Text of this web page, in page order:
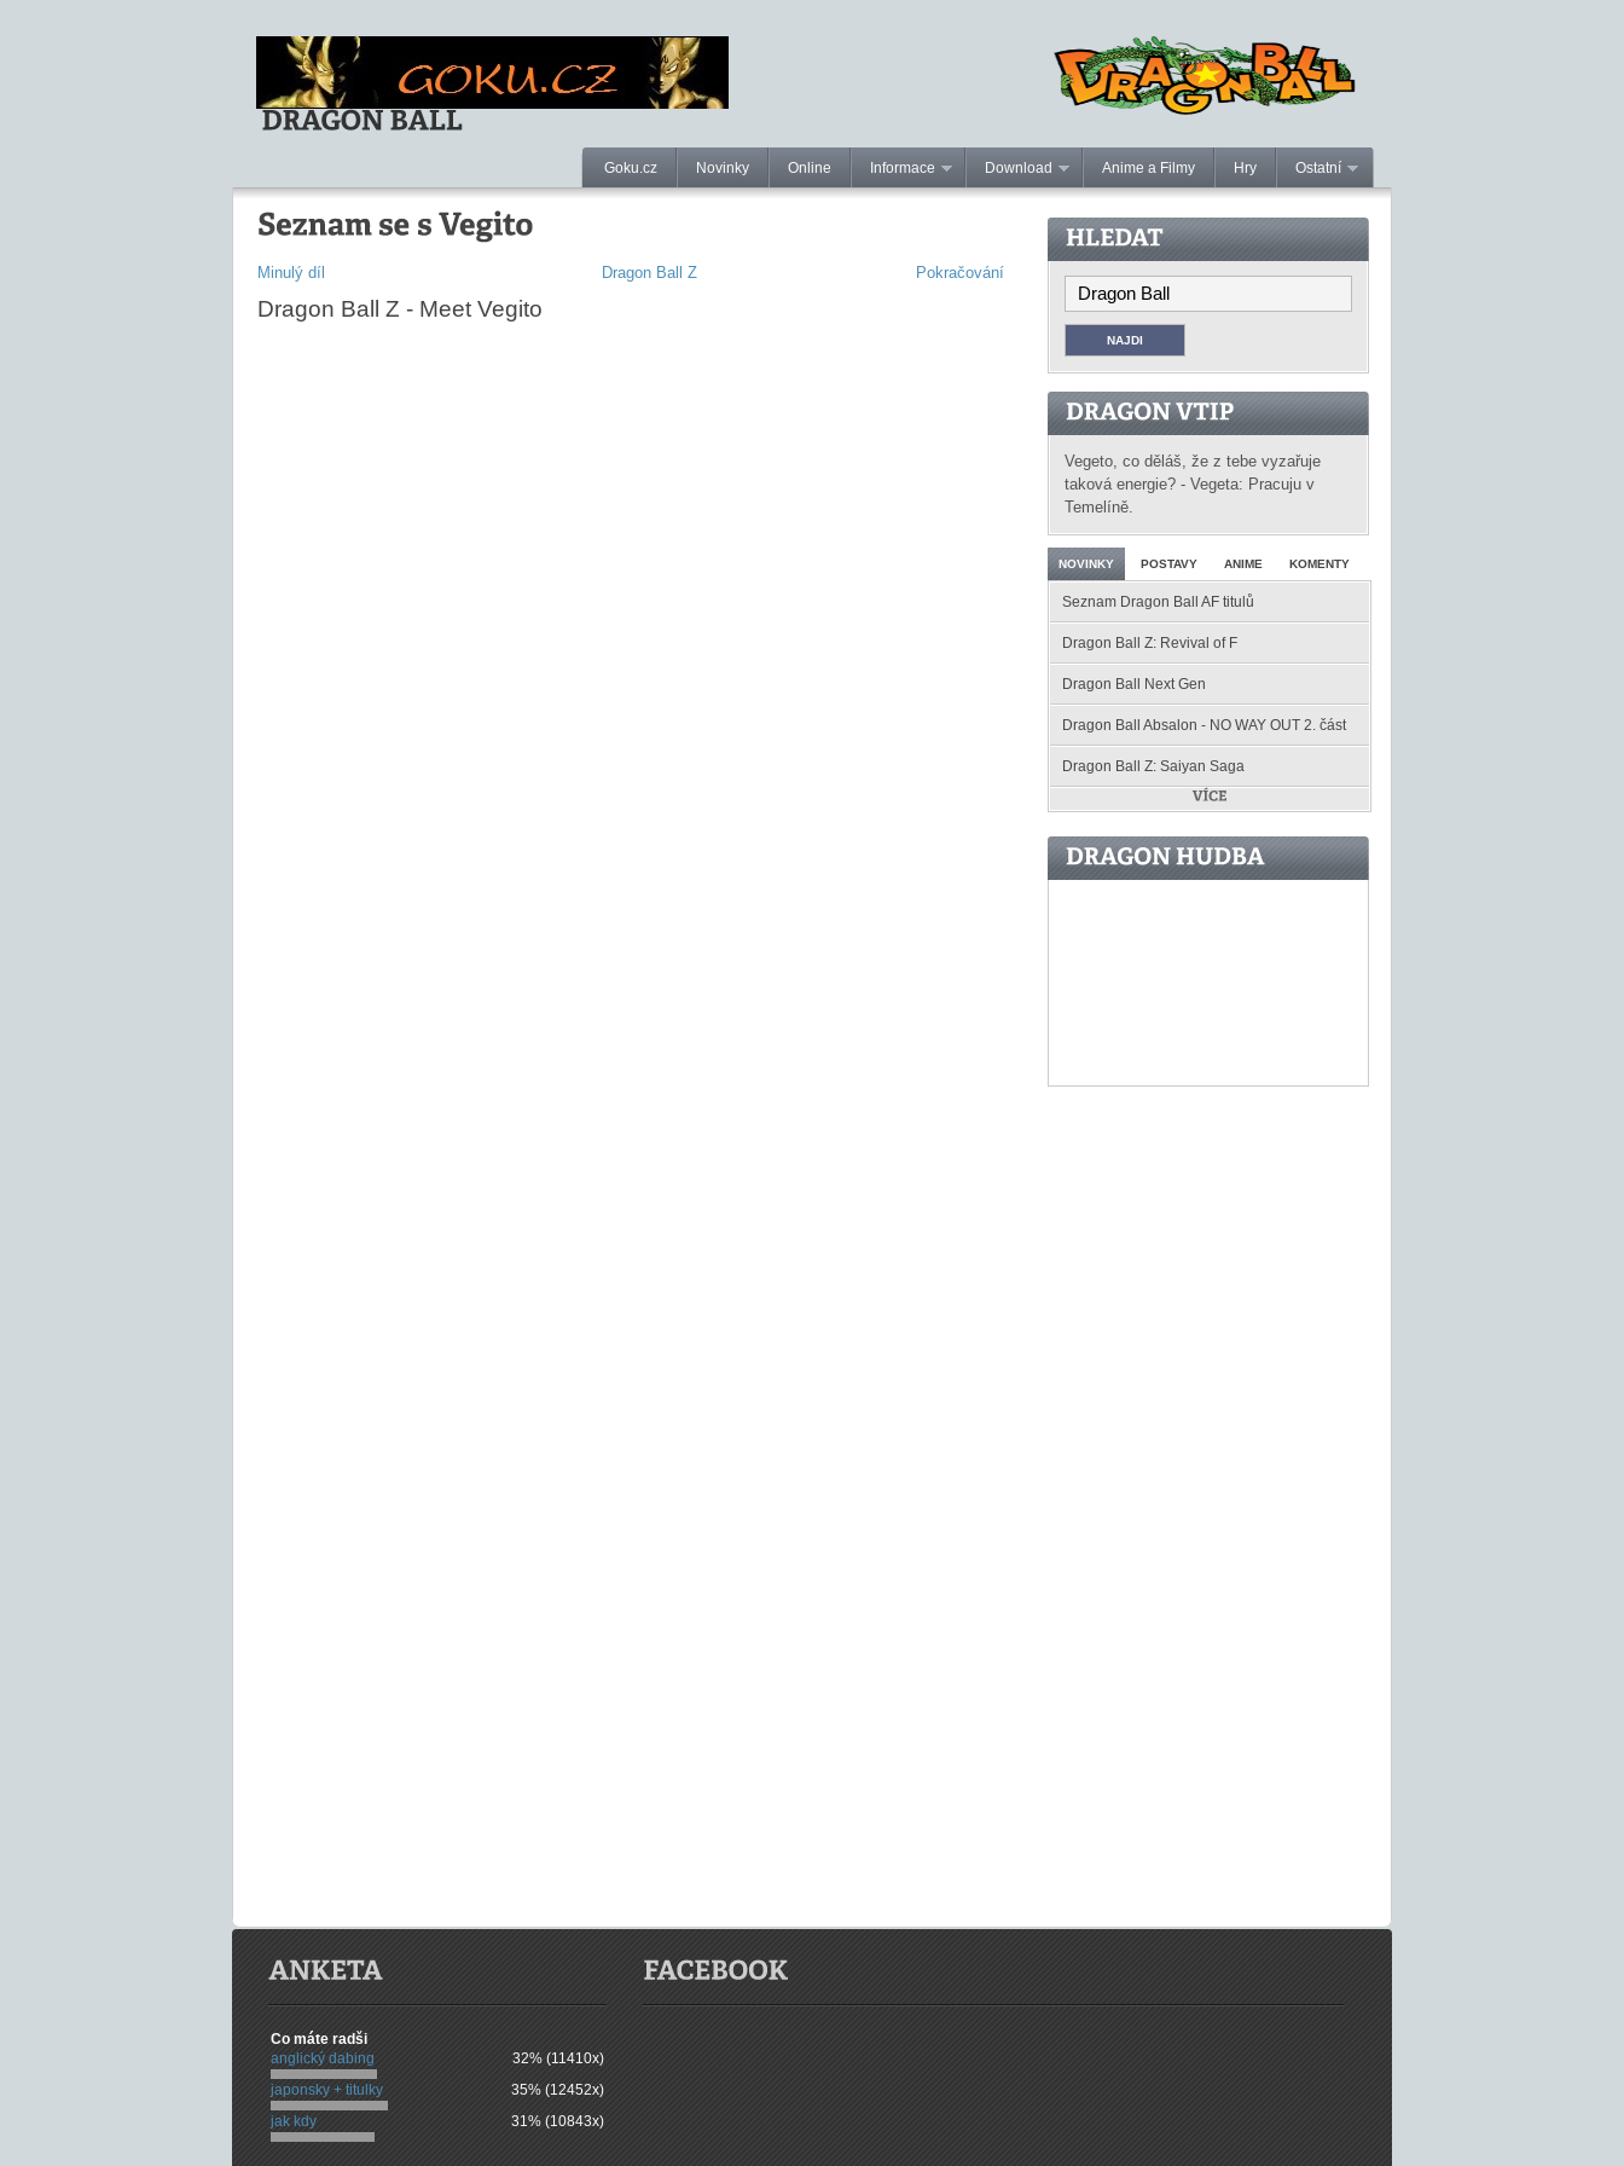
Goku.cz Novinky Online Informace Download Anime a Filmy Hry Ostatní
Minulý díl Dragon Ball Z Pokračování
Dragon Ball Z - Meet Vegito
Vegeto, co děláš, že z tebe vyzařuje
taková energie? - Vegeta: Pracuju v
Temelíně.
NOVINKY POSTAVY ANIME KOMENTY
Seznam Dragon Ball AF titulů
Dragon Ball Z: Revival of F
Dragon Ball Next Gen
Dragon Ball Absalon - NO WAY OUT 2. část
Dragon Ball Z: Saiyan Saga
Co máte radši
anglický dabing
32% (11410x)
japonsky + titulky
35% (12452x)
jak kdy
31% (10843x)